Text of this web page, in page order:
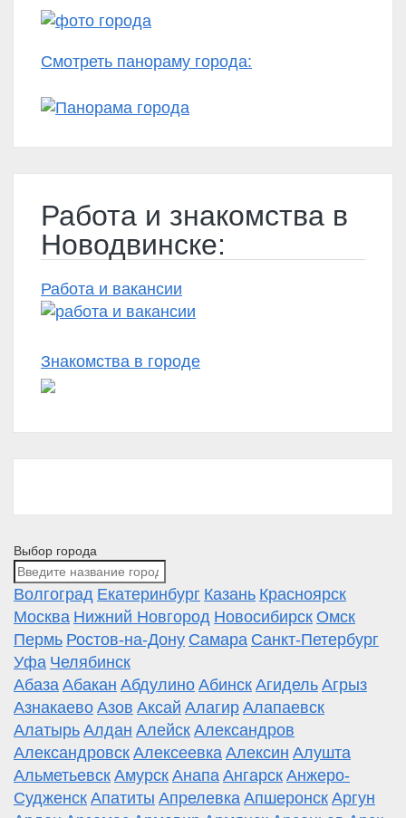
Смотреть панораму города:
Работа и знакомства в
Новодвинске:
Работа и вакансии
Знакомства в городе
Выбор города
Волгоград Екатеринбург Казань Красноярск
Москва Нижний Новгород Новосибирск Омск
Пермь Ростов-на-Дону Самара Санкт-Петербург
Уфа Челябинск
Абаза Абакан Абдулино Абинск Агидель Агрыз
Азнакаево Азов Аксай Алагир Алапаевск
Алатырь Алдан Алейск Александров
Александровск Алексеевка Алексин Алушта
Альметьевск Амурск Анапа Ангарск Анжеро-
Судженск Апатиты Апрелевка Апшеронск Аргун